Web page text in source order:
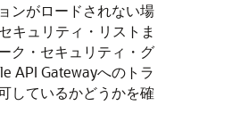
ンがロードされない場
キュリティ・リストま
ク・セキュリティ・グ
API Gatewayへのトラ
しているかどうかを確